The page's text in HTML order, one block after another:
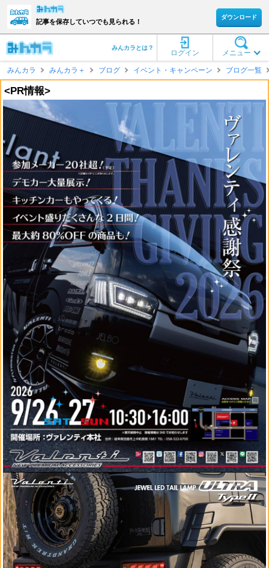
記事を保存していつでも見られる！
ダウンロード
メニュー
ログイン
みんカラとは？
みんカラ みんカラ＋ ブログ イベント・キャンペーン ブログ一覧
<PR情報>